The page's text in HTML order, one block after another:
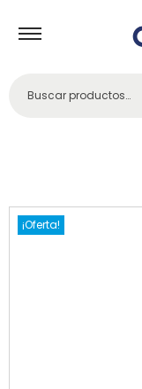
¡Oferta!